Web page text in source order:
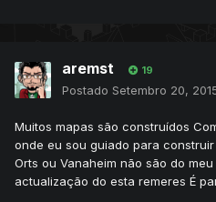
aremst 19
Postado Setembro 20,
Muitos mapas são construídos
onde eu sou guiado para
Orts ou Vanaheim não são do
actualização do esta remeres É